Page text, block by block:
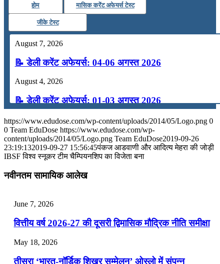
होम मासिक करेंट अफेयर्स टेस्ट
जीके टेस्ट
August 7, 2026
📝 डेली करेंट अफेयर्स: 04-06 अगस्त 2026
August 4, 2026
📝 डेली करेंट अफेयर्स: 01-03 अगस्त 2026
July 31, 2026
📝 डेली करेंट अफेयर्स: 28-31 जुलाई 2026
July 28, 2026
📝 डेली करेंट अफेयर्स: 25-27 जुलाई 2026
https://www.edudose.com/wp-content/uploads/2014/05/Logo.png 0
0 Team EduDose https://www.edudose.com/wp-
content/uploads/2014/05/Logo.png Team EduDose2019-09-26
23:19:132019-09-27 15:56:45पंकज आडवाणी और आदित्‍य मेहरा की जोड़ी
IBSF विश्व स्नूकर टीम चैम्पियनशिप का विजेता बना
नवीनतम सामायिक आलेख
June 7, 2026
वित्तीय वर्ष 2026-27 की दूसरी द्विमासिक मौद्रिक नीति समीक्षा
May 18, 2026
तीसरा ‘भारत-नॉर्डिक शिखर सम्मेलन’ ओस्लो में संपन्न